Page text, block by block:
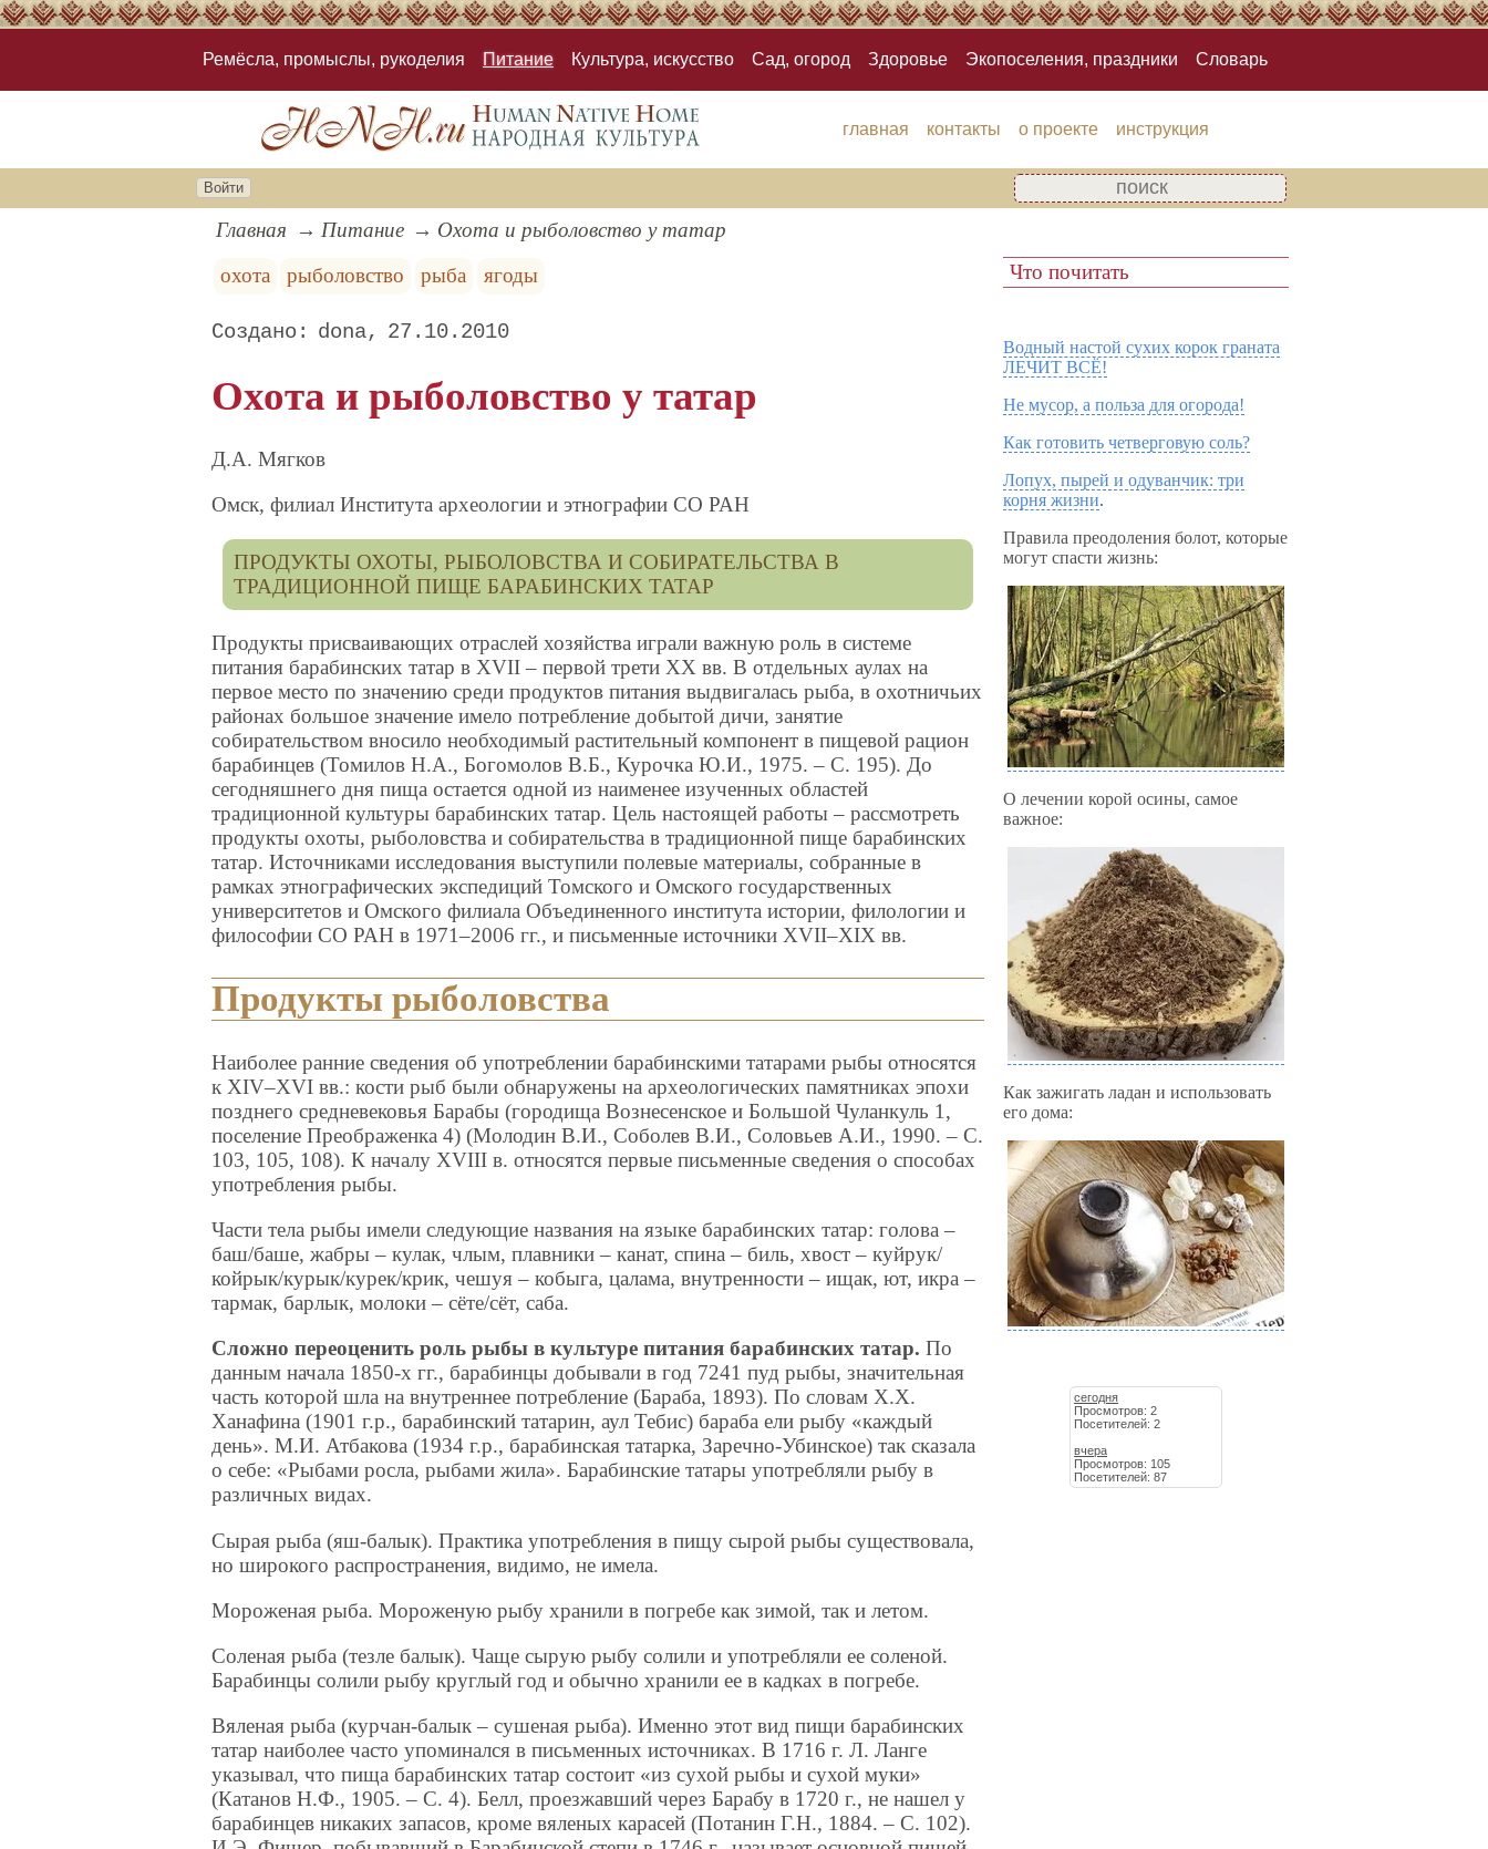
Ремёсла, промыслы, рукоделия Питание Культура, искусство Сад, огород Здоровье Экопоселения, праздники Словарь
главная контакты о проекте инструкция
Войти
Главная Питание
Охота и рыболовство у татар
охота
рыболовство рыба ягоды
dona 27.10.2010
Охота и рыболовство у татар
Д.А. Мягков
Омск, филиал Института археологии и этнографии СО РАН
ПРОДУКТЫ ОХОТЫ, РЫБОЛОВСТВА И СОБИРАТЕЛЬСТВА В
ТРАДИЦИОННОЙ ПИЩЕ БАРАБИНСКИХ ТАТАР
Продукты присваивающих отраслей хозяйства играли важную роль в системе
питания барабинских татар в XVII – первой трети XX вв. В отдельных аулах на
первое место по значению среди продуктов питания выдвигалась рыба, в охотничьих
районах большое значение имело потребление добытой дичи, занятие
собирательством вносило необходимый растительный компонент в пищевой рацион
барабинцев (Томилов Н.А., Богомолов В.Б., Курочка Ю.И., 1975. – С. 195). До
сегодняшнего дня пища остается одной из наименее изученных областей
традиционной культуры барабинских татар. Цель настоящей работы – рассмотреть
продукты охоты, рыболовства и собирательства в традиционной пище барабинских
татар. Источниками исследования выступили полевые материалы, собранные в
рамках этнографических экспедиций Томского и Омского государственных
университетов и Омского филиала Объединенного института истории, филологии и
философии СО РАН в 1971–2006 гг., и письменные источники XVII–XIX вв.
Продукты рыболовства
Наиболее ранние сведения об употреблении барабинскими татарами рыбы относятся
к XIV–XVI вв.: кости рыб были обнаружены на археологических памятниках эпохи
позднего средневековья Барабы (городища Вознесенское и Большой Чуланкуль 1,
поселение Преображенка 4) (Молодин В.И., Соболев В.И., Соловьев А.И., 1990. – С.
103, 105, 108). К началу XVIII в. относятся первые письменные сведения о способах
употребления рыбы.
Части тела рыбы имели следующие названия на языке барабинских татар: голова –
баш/баше, жабры – кулак, члым, плавники – канат, спина – биль, хвост – куйрук/
койрык/курык/курек/крик, чешуя – кобыга, цалама, внутренности – ищак, ют, икра –
тармак, барлык, молоки – сёте/сёт, саба.
Сложно переоценить роль рыбы в культуре питания барабинских татар. По
данным начала 1850-х гг., барабинцы добывали в год 7241 пуд рыбы, значительная
часть которой шла на внутреннее потребление (Бараба, 1893). По словам Х.Х.
Ханафина (1901 г.р., барабинский татарин, аул Тебис) бараба ели рыбу «каждый
день». М.И. Атбакова (1934 г.р., барабинская татарка, Заречно-Убинское) так сказала
о себе: «Рыбами росла, рыбами жила». Барабинские татары употребляли рыбу в
различных видах.
Сырая рыба (яш-балык). Практика употребления в пищу сырой рыбы существовала,
но широкого распространения, видимо, не имела.
Мороженая рыба. Мороженую рыбу хранили в погребе как зимой, так и летом.
Соленая рыба (тезле балык). Чаще сырую рыбу солили и употребляли ее соленой.
Барабинцы солили рыбу круглый год и обычно хранили ее в кадках в погребе.
Вяленая рыба (курчан-балык – сушеная рыба). Именно этот вид пищи барабинских
татар наиболее часто упоминался в письменных источниках. В 1716 г. Л. Ланге
указывал, что пища барабинских татар состоит «из сухой рыбы и сухой муки»
(Катанов Н.Ф., 1905. – С. 4). Белл, проезжавший через Барабу в 1720 г., не нашел у
барабинцев никаких запасов, кроме вяленых карасей (Потанин Г.Н., 1884. – С. 102).
Что почитать
Водный настой сухих корок граната
ЛЕЧИТ ВСЁ!
Не мусор, а польза для огорода!
Как готовить четверговую соль?
Лопух, пырей и одуванчик: три
корня жизни.
Правила преодоления болот, которые
могут спасти жизнь:
О лечении корой осины, самое
важное:
Как зажигать ладан и использовать
его дома:
сегодня
Просмотров: 2
Посетителей: 2
вчера
Просмотров: 105
Посетителей: 87